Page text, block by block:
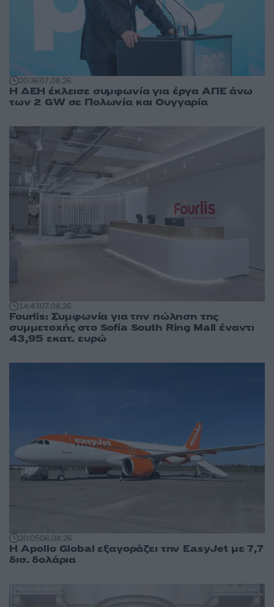
20:3607.08.26
Η ΔΕΗ έκλεισε συμφωνία για έργα ΑΠΕ άνω
των 2 GW σε Πολωνία και Ουγγαρία
14:4307.08.26
Fourlis: Συμφωνία για την πώληση της
συμμετοχής στο Sofia South Ring Mall έναντι
43,95 εκατ. ευρώ
20:0506.08.26
Η Apollo Global εξαγοράζει την EasyJet με 7,7
δισ. δολάρια